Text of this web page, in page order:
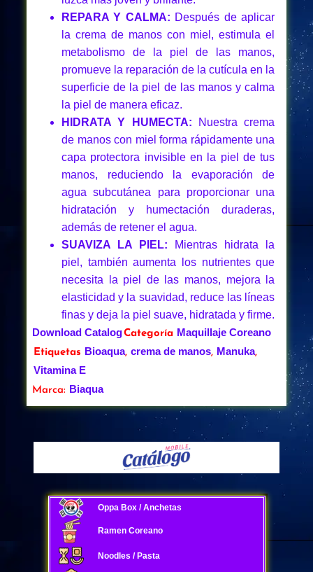
REPARA Y CALMA: Después de aplicar
la crema de manos con miel, estimula el
metabolismo de la piel de las manos,
promueve la reparación de la cutícula en la
superficie de la piel de las manos y calma
la piel de manera eficaz.
HIDRATA Y HUMECTA: Nuestra crema
de manos con miel forma rápidamente una
capa protectora invisible en la piel de tus
manos, reduciendo la evaporación de
agua subcutánea para proporcionar una
hidratación y humectación duraderas,
además de retener el agua.
SUAVIZA LA PIEL: Mientras hidrata la
piel, también aumenta los nutrientes que
necesita la piel de las manos, mejora la
elasticidad y la suavidad, reduce las líneas
finas y deja la piel suave, hidratada y firme.
Download CatalogCategoría Maquillaje Coreano
Etiquetas Bioaqua, crema de manos, Manuka,
Vitamina E
Marca: Biaqua
Oppa Box / Anchetas
Ramen Coreano
Noodles / Pasta